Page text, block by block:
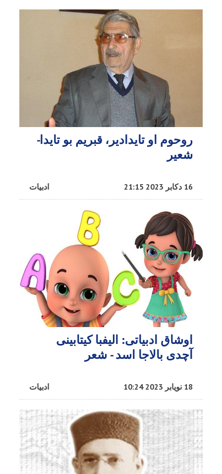
روحوم او تایدادیر، قبریم بو تایدا-
شعیر
ادبیات 16 دکابر 2023 21:15
اوشاق ادبیاتی: الیفبا کیتابینی
آچدی بالاجا اسد - شعر
ادبیات 18 نویابر 2023 10:24